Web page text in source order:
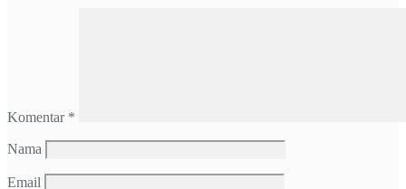
Komentar *
Nama
Email